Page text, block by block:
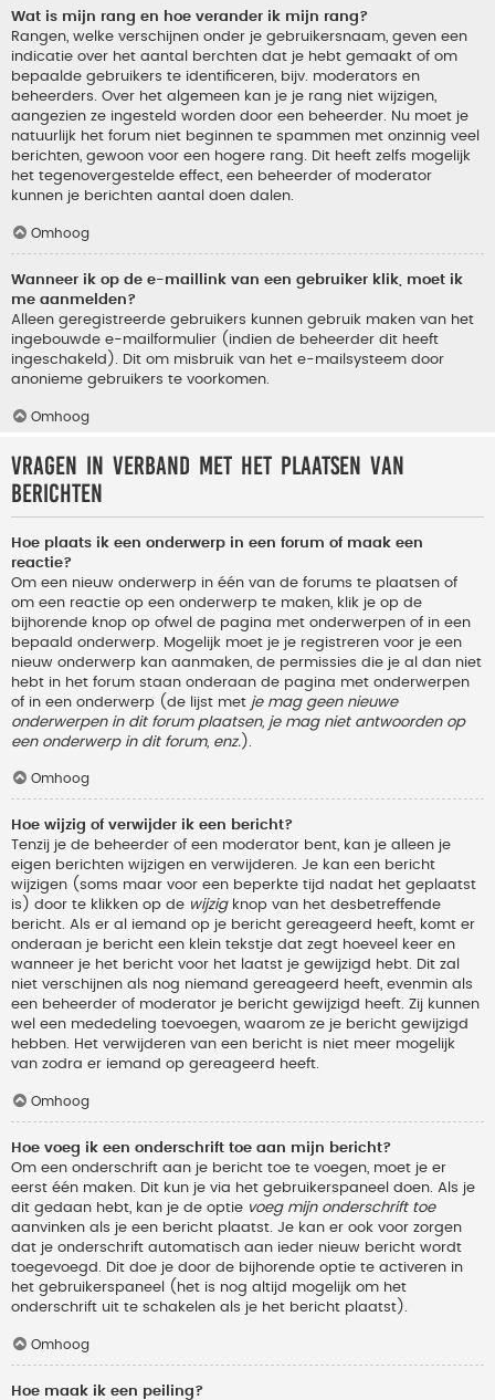
Wat is mijn rang en hoe verander ik mijn rang?
Rangen, welke verschijnen onder je gebruikersnaam, geven een
indicatie over het aantal berchten dat je hebt gemaakt of om
bepaalde gebruikers te identificeren, bijv. moderators en
beheerders. Over het algemeen kan je je rang niet wijzigen,
aangezien ze ingesteld worden door een beheerder. Nu moet je
natuurlijk het forum niet beginnen te spammen met onzinnig veel
berichten, gewoon voor een hogere rang. Dit heeft zelfs mogelijk
het tegenovergestelde effect, een beheerder of moderator
kunnen je berichten aantal doen dalen.
Omhoog
Wanneer ik op de e-maillink van een gebruiker klik, moet ik
me aanmelden?
Alleen geregistreerde gebruikers kunnen gebruik maken van het
ingebouwde e-mailformulier (indien de beheerder dit heeft
ingeschakeld). Dit om misbruik van het e-mailsysteem door
anonieme gebruikers te voorkomen.
Omhoog
Vragen in verband met het plaatsen van
berichten
Hoe plaats ik een onderwerp in een forum of maak een
reactie?
Om een nieuw onderwerp in één van de forums te plaatsen of
om een reactie op een onderwerp te maken, klik je op de
bijhorende knop op ofwel de pagina met onderwerpen of in een
bepaald onderwerp. Mogelijk moet je je registreren voor je een
nieuw onderwerp kan aanmaken, de permissies die je al dan niet
hebt in het forum staan onderaan de pagina met onderwerpen
of in een onderwerp (de lijst met je mag geen nieuwe
onderwerpen in dit forum plaatsen, je mag niet antwoorden op
een onderwerp in dit forum, enz. ).
Omhoog
Hoe wijzig of verwijder ik een bericht?
Tenzij je de beheerder of een moderator bent, kan je alleen je
eigen berichten wijzigen en verwijderen. Je kan een bericht
wijzigen (soms maar voor een beperkte tijd nadat het geplaatst
is) door te klikken op de wijzigknop van het desbetreffende
bericht. Als er al iemand op je bericht gereageerd heeft, komt er
onderaan je bericht een klein tekstje dat zegt hoeveel keer en
wanneer je het bericht voor het laatst je gewijzigd hebt. Dit zal
niet verschijnen als nog niemand gereageerd heeft, evenmin als
een beheerder of moderator je bericht gewijzigd heeft. Zij kunnen
wel een mededeling toevoegen, waarom ze je bericht gewijzigd
hebben. Het verwijderen van een bericht is niet meer mogelijk
van zodra er iemand op gereageerd heeft.
Omhoog
Hoe voeg ik een onderschrift toe aan mijn bericht?
Om een onderschrift aan je bericht toe te voegen, moet je er
eerst één maken. Dit kun je via het gebruikerspaneel doen. Als je
dit gedaan hebt, kan je de optie voeg mijn onderschrift toe
aanvinken als je een bericht plaatst. Je kan er ook voor zorgen
dat je onderschrift automatisch aan ieder nieuw bericht wordt
toegevoegd. Dit doe je door de bijhorende optie te activeren in
het gebruikerspaneel (het is nog altijd mogelijk om het
onderschrift uit te schakelen als je het bericht plaatst).
Omhoog
Hoe maak ik een peiling?